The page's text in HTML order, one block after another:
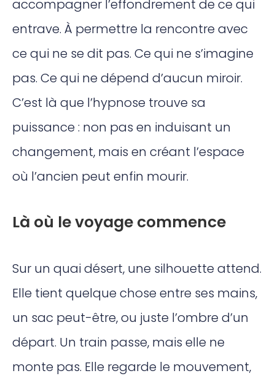
accompagner l’effondrement de ce qui
entrave. À permettre la rencontre avec
ce qui ne se dit pas. Ce qui ne s’imagine
pas. Ce qui ne dépend d’aucun miroir.
C’est là que l’hypnose trouve sa
puissance : non pas en induisant un
changement, mais en créant l’espace
où l’ancien peut enfin mourir.
Là où le voyage commence
Sur un quai désert, une silhouette attend.
Elle tient quelque chose entre ses mains,
un sac peut-être, ou juste l’ombre d’un
départ. Un train passe, mais elle ne
monte pas. Elle regarde le mouvement,